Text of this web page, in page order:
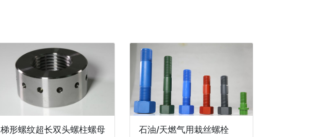
梯形螺纹超长双头螺柱螺母 石油/天燃气用栽丝螺栓